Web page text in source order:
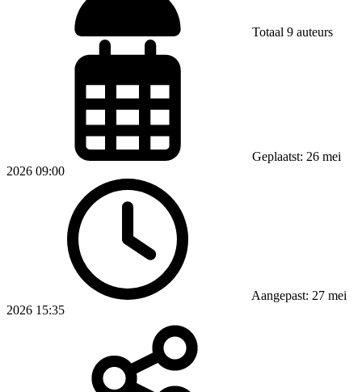
Totaal 9 auteurs
Geplaatst: 26 mei
2026 09:00
Aangepast: 27 mei
2026 15:35